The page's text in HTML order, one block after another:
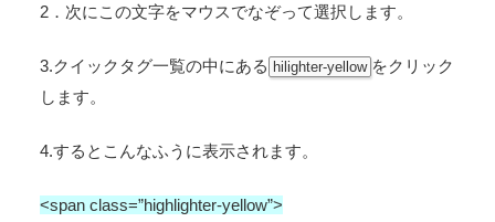
2．次にこの文字をマウスでなぞって選択します。
3.クイックタグ一覧の中にある hilighter-yellow をクリック
します。
4.するとこんなふうに表示されます。
<span class=”highlighter-yellow”>